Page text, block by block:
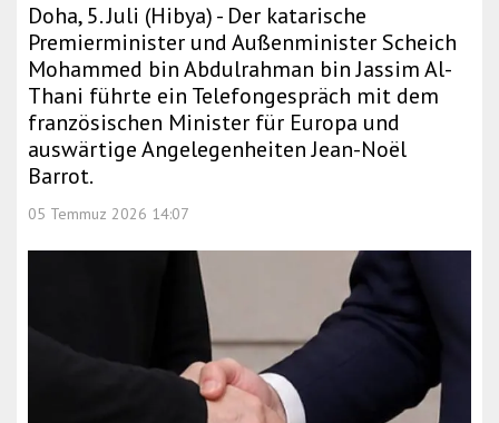
Doha, 5. Juli (Hibya) - Der katarische
Premierminister und Außenminister Scheich
Mohammed bin Abdulrahman bin Jassim Al-
Thani führte ein Telefongespräch mit dem
französischen Minister für Europa und
auswärtige Angelegenheiten Jean-Noël
Barrot.
05 Temmuz 2026 14:07